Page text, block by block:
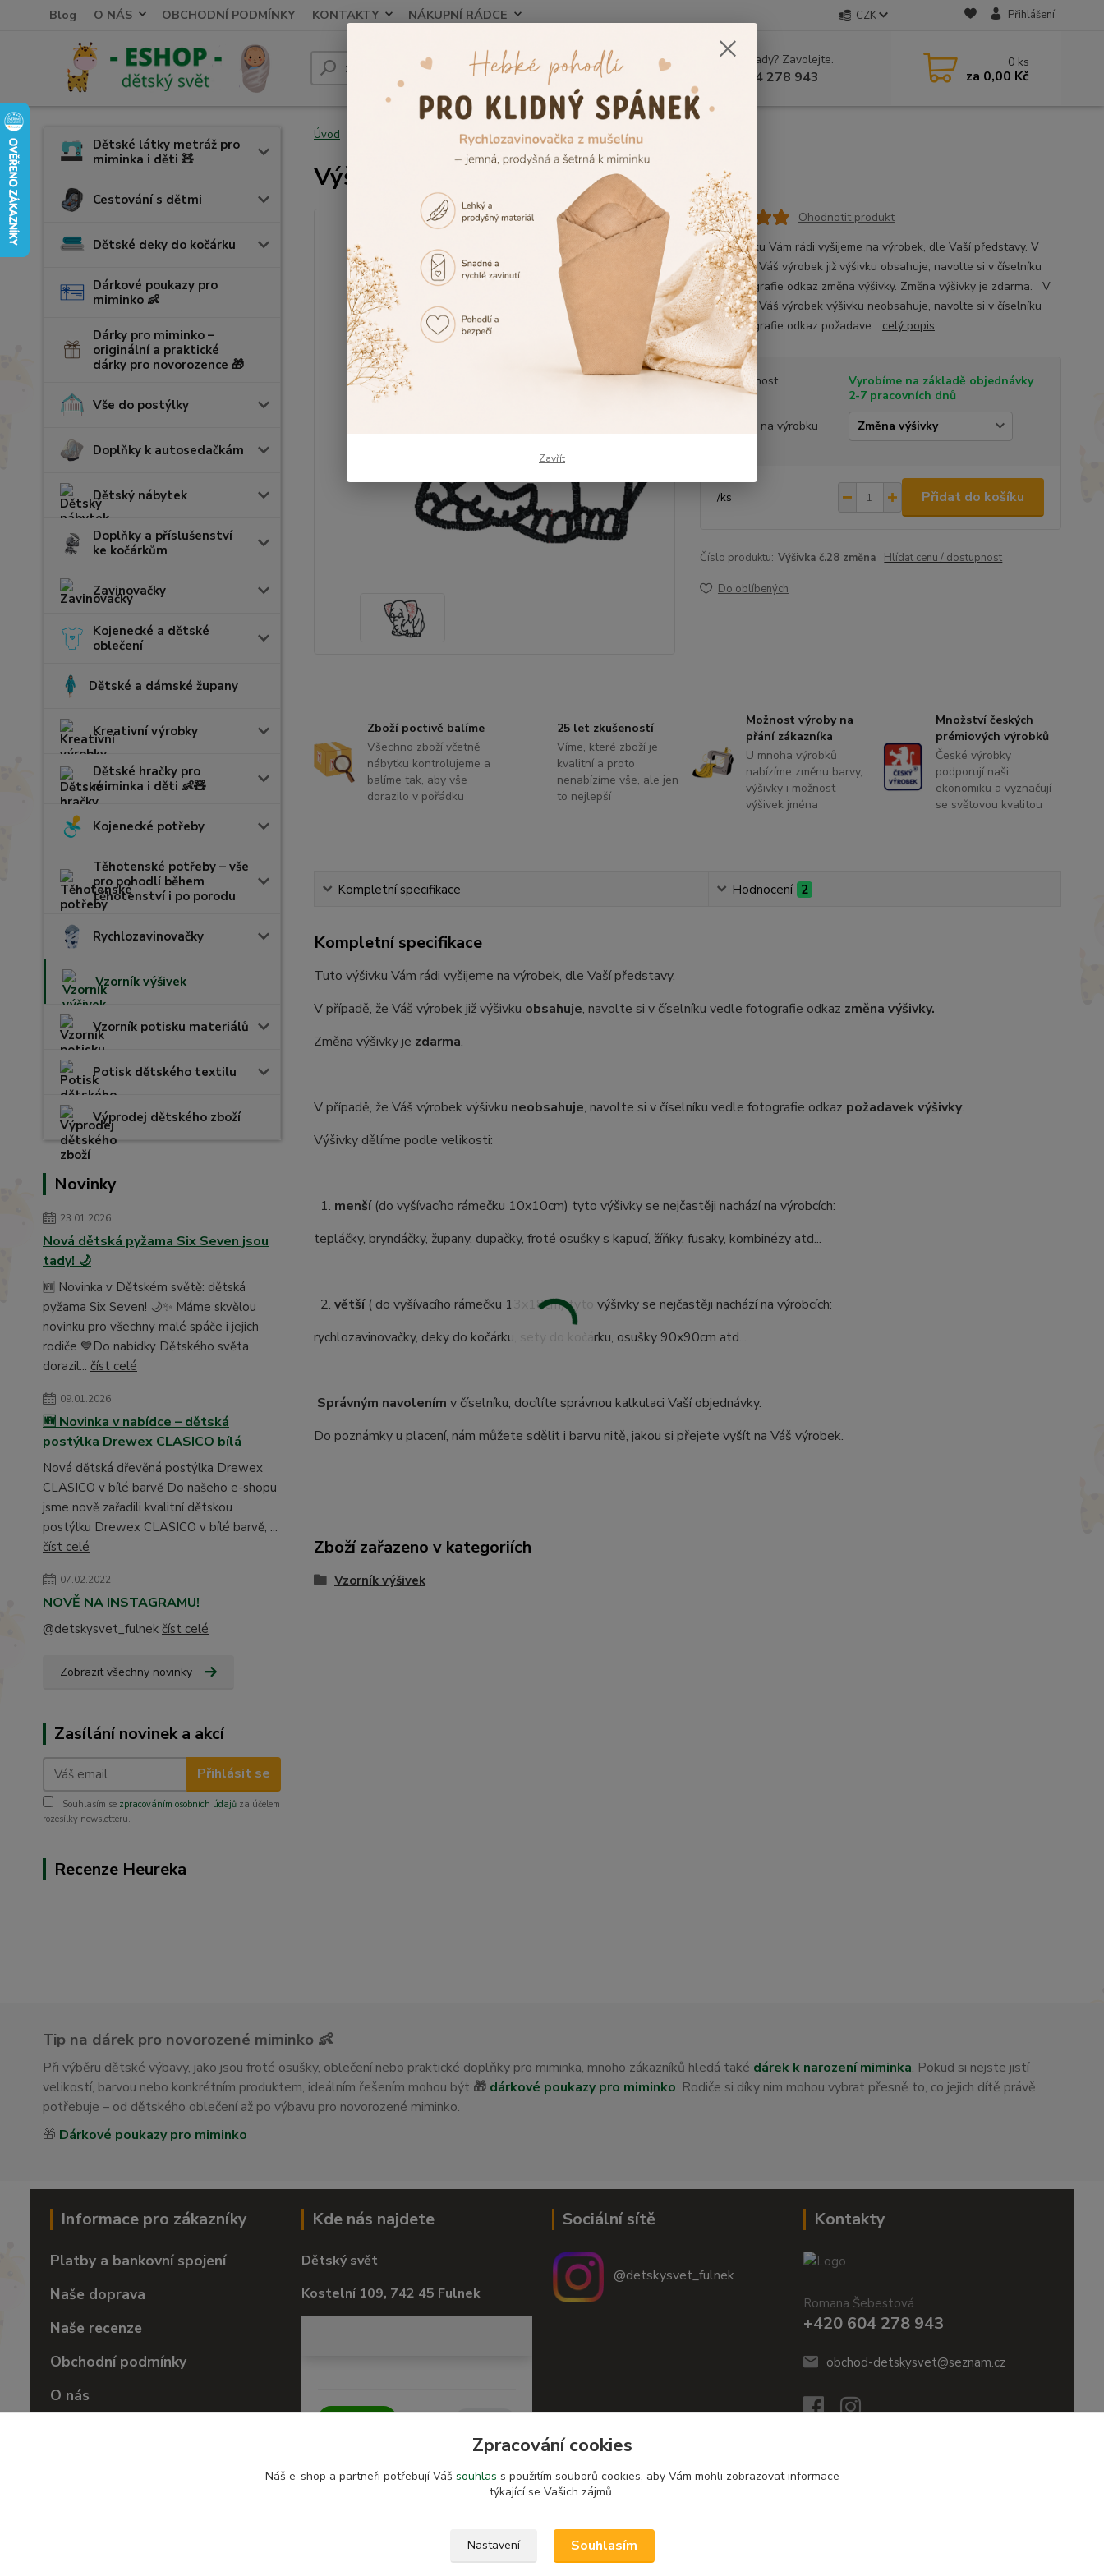
Blog O NÁS OBCHODNÍ PODMÍNKY KONTAKTY NÁKUPNÍ RÁDCE CZK Přihlášení
Hledat Nevíte si rady? Zavolejte.
+420 604 278 943
0 ks
za 0,00 Kč
Dětské látky metráž pro
miminka i děti 🧸
Cestování s dětmi
Dětské deky do kočárku
Dárkové poukazy pro
miminko 👶
Dárky pro miminko –
originální a praktické
dárky pro novorozence 🎁
Vše do postýlky
Doplňky k autosedačkám
Dětský nábytek
Doplňky a příslušenství
ke kočárkům
Zavinovačky
Kojenecké a dětské
oblečení
Dětské a dámské župany
Kreativní výrobky
Dětské hračky pro
miminka i děti 👶🧸
Kojenecké potřeby
Těhotenské potřeby – vše
pro pohodlí během
těhotenství i po porodu
Rychlozavinovačky
Vzorník výšivek
Vzorník potisku materiálů
Potisk dětského textilu
Výprodej dětského zboží
Novinky
23.01.2026
Nová dětská pyžama Six Seven jsou
tady! 🌙
🆕 Novinka v Dětském světě: dětská
pyžama Six Seven! 🌙✨ Máme skvělou
novinku pro všechny malé spáče i jejich
rodiče 💙Do nabídky Dětského světa
dorazil... číst celé
09.01.2026
🆕 Novinka v nabídce – dětská
postýlka Drewex CLASICO bílá
Nová dětská dřevěná postýlka Drewex
CLASICO v bílé barvě Do našeho e-shopu
jsme nově zařadili kvalitní dětskou
postýlku Drewex CLASICO v bílé barvě, ...
číst celé
07.02.2022
NOVĚ NA INSTAGRAMU!
@detskysvet_fulnek číst celé
Zobrazit všechny novinky
Zasílání novinek a akcí
Přihlásit se
Souhlasím se zpracováním osobních údajů za účelem
rozesílky newsletteru.
Recenze Heureka
Úvod Výšivka č.28
Výšivka č.28
Ohodnotit produkt
Tuto výšivku Vám rádi vyšijeme na výrobek, dle Vaší představy. V
případě, že Váš výrobek již výšivku obsahuje, navolte si v číselníku
vedle fotografie odkaz změna výšivky. Změna výšivky je zdarma. V
případě, že Váš výrobek výšivku neobsahuje, navolte si v číselníku
vedle fotografie odkaz požadave... celý popis
Dostupnost
Vyrobíme na základě objednávky
2-7 pracovních dnů
Výšivka na výrobku
/ks Přidat do košíku
Číslo produktu: Výšivka č.28 změna Hlídat cenu / dostupnost
Do oblíbených
Zboží poctivě balíme
Všechno zboží včetně
nábytku kontrolujeme a
balíme tak, aby vše
dorazilo v pořádku
25 let zkušeností
Víme, které zboží je
kvalitní a proto
nenabízíme vše, ale jen
to nejlepší
Možnost výroby na
přání zákazníka
U mnoha výrobků
nabízíme změnu barvy,
výšivky i možnost
výšivek jména
Množství českých
prémiových výrobků
České výrobky
podporují naši
ekonomiku a vyznačují
se světovou kvalitou
Kompletní specifikace Hodnocení 2
Kompletní specifikace
Tuto výšivku Vám rádi vyšijeme na výrobek, dle Vaší představy.
V případě, že Váš výrobek již výšivku obsahuje, navolte si v číselníku vedle fotografie odkaz změna výšivky.
Změna výšivky je zdarma.
V případě, že Váš výrobek výšivku neobsahuje, navolte si v číselníku vedle fotografie odkaz požadavek výšivky.
Výšivky dělíme podle velikosti:
1. menší(do vyšívacího rámečku 10x10cm) tyto výšivky se nejčastěji nachází na výrobcích:
tepláčky, bryndáčky, župany, dupačky, froté osušky s kapucí, žíňky, fusaky, kombinézy atd...
2. větší( do vyšívacího rámečku 13x18cm) tyto výšivky se nejčastěji nachází na výrobcích:
rychlozavinovačky, deky do kočárku, sety do kočárku, osušky 90x90cm atd...
Správným navolením v číselníku, docílíte správnou kalkulaci Vaší objednávky.
Do poznámky u placení, nám můžete sdělit i barvu nitě, jakou si přejete vyšít na Váš výrobek.
Zboží zařazeno v kategoriích
Vzorník výšivek
Tip na dárek pro novorozené miminko 👶
Při výběru dětské výbavy, jako jsou froté osušky, oblečení nebo praktické doplňky pro miminka, mnoho zákazníků hledá také dárek k narození miminka. Pokud si nejste jistí
velikostí, barvou nebo konkrétním produktem, ideálním řešením mohou být 🎁 dárkové poukazy pro miminko. Rodiče si díky nim mohou vybrat přesně to, co jejich dítě právě
potřebuje – od dětského oblečení až po výbavu pro novorozené miminko.
🎁 Dárkové poukazy pro miminko
Informace pro zákazníky
Platby a bankovní spojení
Naše doprava
Naše recenze
Obchodní podmínky
O nás
Kde nás najdete
Dětský svět
Kostelní 109, 742 45 Fulnek
Sociální sítě
@detskysvet_fulnek
Kontakty
Romana Šebestová
+420 604 278 943
obchod-detskysvet@seznam.cz
Zavřít
Zpracování cookies
Náš e-shop a partneři potřebují Váš souhlas s použitím souborů cookies, aby Vám mohli zobrazovat informace
týkající se Vašich zájmů.
Nastavení Souhlasím